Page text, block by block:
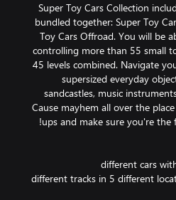
Super Toy Cars Collection
bundled together: Super Toy
Toy Cars Offroad. You will be
controlling more than 55 small
45 levels combined. Navigate
supersized everyday
sandcastles, music
Cause mayhem all over the
- 15 different tracks in 5 different